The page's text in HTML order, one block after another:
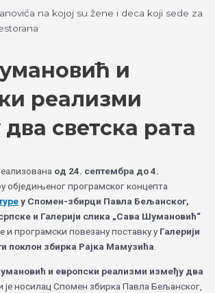
и
реализми
светска рата
од 24. септембра до 4.
обједињеног програмског концепта
у Спомен-збирци Павла Бељанског,
и Галерији слика „Сава Шумановић“
и програмски повезану поставку у Галерији
поклон збирка Рајка Мамузића
и европски реализми између два
је носилац Спомен збирка Павла Бељанског,